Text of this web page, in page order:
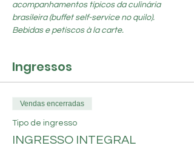
acompanhamentos típicos da culinária
brasileira (buffet self-service no quilo).
Bebidas e petiscos à la carte.
Ingressos
Vendas encerradas
Tipo de ingresso
INGRESSO INTEGRAL